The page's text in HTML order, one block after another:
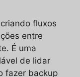
fluxos
entre
É uma
de lidar
fazer backup